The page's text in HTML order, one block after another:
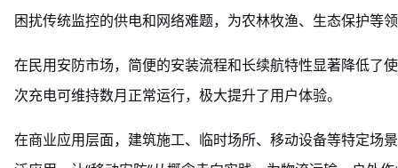
困扰传统监控的供电和网络难题，为农林牧渔、生态保护等
在民用安防市场，简便的安装流程和长续航特性显著降低了
次充电可维持数月正常运行，极大提升了用户体验。
在商业应用层面，建筑施工、临时场所、移动设备等特定场